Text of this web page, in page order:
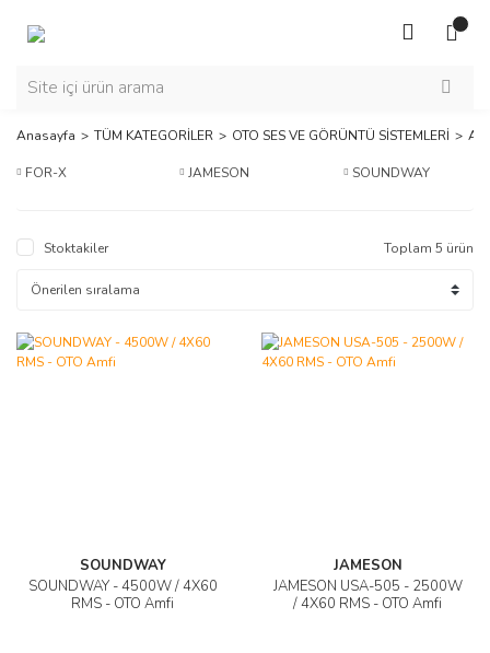
Anasayfa TÜM KATEGORİLER OTO SES VE GÖRÜNTÜ SİSTEMLERİ
FOR-X JAMESON SOUNDWAY
Stoktakiler Toplam 5 ürün
SOUNDWAY
SOUNDWAY - 4500W / 4X60
RMS - OTO Amfi
JAMESON
JAMESON USA-505 - 2500W
/ 4X60 RMS - OTO Amfi